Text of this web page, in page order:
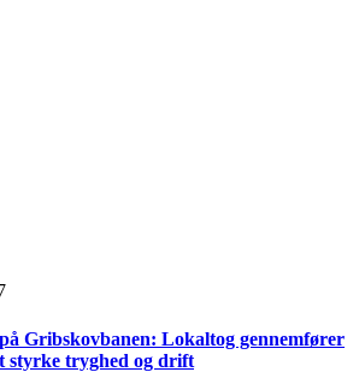
Gribskovbanen: Lokaltog gennemfører
styrke tryghed og drift